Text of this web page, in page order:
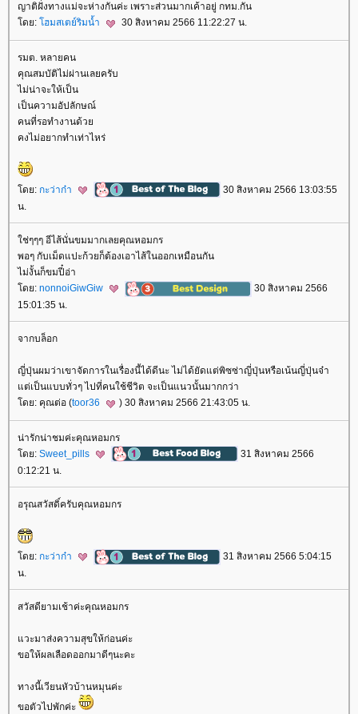
ญาติฝั่งทางแม่จะห่างกันค่ะ เพราะส่วนมากเค้าอยู่ กทม.กัน
ดย: ฮมสเตย์ริมน้ำ 30 สิงหาคม 2566 11:22:27 น.
รมต. หลายคน
คุณสมบัติไม่ผ่านเลยครับ
ไม่น่าจะให้เป็น
เป็นความอัปลักษณ์
คนที่รอทำงานด้ว
คงไม่อยากทำเท่าไหร่
ดย: กะว่าก๋า
30 สิงหาคม 2566 13:03:55
น.
ช่ๆๆๆ อีไส้นั่นขมมากเลยคุณหอมกร
พอๆ กับเม็ดแปะก้วยก็ต้องเอาไส้ในออกเหมือนกัน
ไม่งั้นก็ขมปี๋อ่า
ดย: nonnoiGiwGiw
30 สิงหาคม 2566
15:01:35 น.
จากบล็อก
ญี่ปุ่นผมว่าเขาจัดการในเรื่องนี้ได้ดีนะ ไม่ได้ยัดแต่พิซซ่าญี่ปุ่นหรือเน้นญี่ปุ่นจ๋า
ต่เป็นแบบทั่วๆ ไปที่คนใช้ชีวิต จะเป็นแนวนั้นมากกว่า
ดย: คุณต่อ (toor36 ) 30 สิงหาคม 2566 21:43:05 น.
น่ารักน่าชมค่ะคุณหอมกร
ดย: Sweet_pills
31 สิงหาคม 2566
0:12:21 น.
อรุณสวัสดิ์ครับคุณหอมกร
ดย: กะว่าก๋า
31 สิงหาคม 2566 5:04:15
น.
สวัสดียามเช้าค่ะคุณหอมกร
วะมาส่งความสุขให้ก่อนค่ะ
ขอให้ผลเลือดออกมาดีๆนะคะ
ทางนี้เวียนหัวบ้านหมุนค่ะ
ขอตัวไปพักค่ะ